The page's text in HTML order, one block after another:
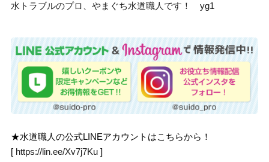
水トラブルのプロ、やまぐち水道職人です！ yg1
★水道職人の公式LINEアカウントはこちらから！
[ https://lin.ee/Xv7j7Ku ]